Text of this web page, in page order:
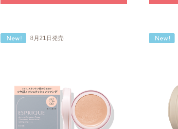
8月21日発売